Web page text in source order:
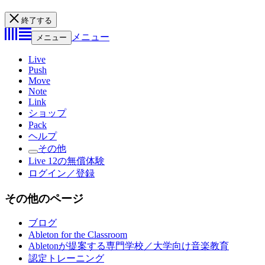
終了する
メニュー
メニュー
Live
Push
Move
Note
Link
ショップ
Pack
ヘルプ
その他
Live 12の無償体験
ログイン／登録
その他のページ
ブログ
Ableton for the Classroom
Abletonが提案する専門学校／大学向け音楽教育
認定トレーニング